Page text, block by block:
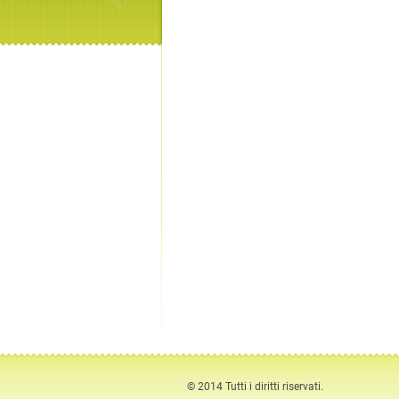
© 2014 Tutti i diritti riservati.